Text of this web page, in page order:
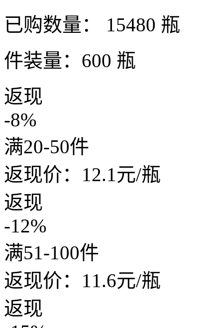
已购数量：
15480 瓶
件装量：600 瓶
返现
-8%
满20-50件
返现价： 12.1元/瓶
返现
-12%
满51-100件
返现价： 11.6元/瓶
返现